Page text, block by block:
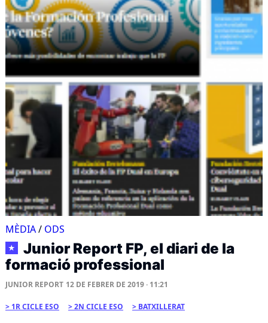
MÈDIA/ ODS
★
Junior Report FP, el diari de la
formació professional
JUNIOR REPORT 12 DE FEBRER DE 2019 · 11:21
1R CICLE ESO 2N CICLE ESO BATXILLERAT